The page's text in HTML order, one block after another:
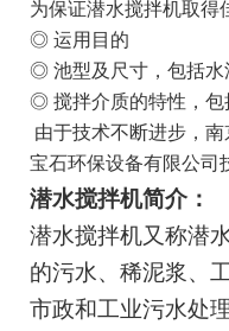
为保证潜水搅拌机取得
◎ 运用目的
◎ 池型及尺寸，包括水
◎ 搅拌介质的特性，包
由于技术不断进步，
宝石环保设备有限公司
潜水搅拌机简介：
潜水搅拌机又称潜
的污水、稀泥浆、
市政和工业污水处